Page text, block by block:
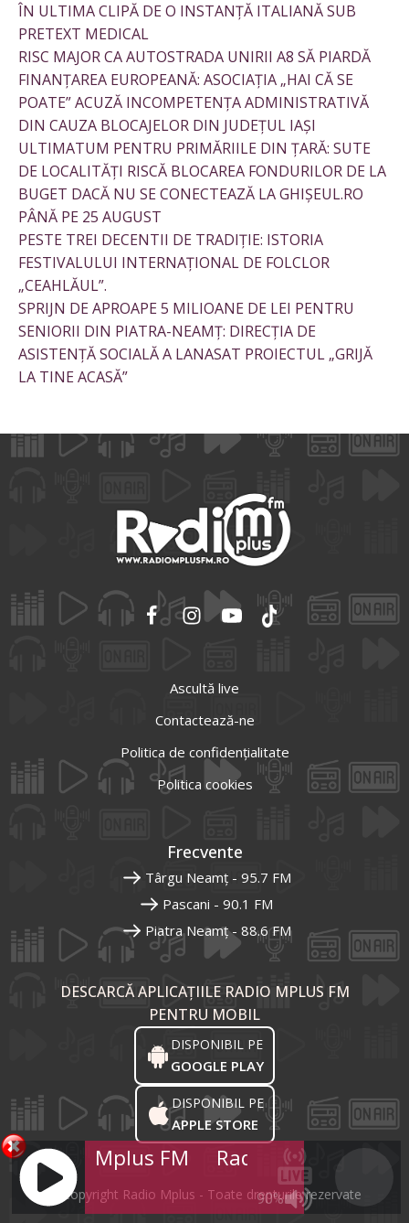
ÎN ULTIMA CLIPĂ DE O INSTANȚĂ ITALIANĂ SUB
PRETEXT MEDICAL
RISC MAJOR CA AUTOSTRADA UNIRII A8 SĂ PIARDĂ
FINANȚAREA EUROPEANĂ: ASOCIAȚIA „HAI CĂ SE
POATE” ACUZĂ INCOMPETENȚA ADMINISTRATIVĂ
DIN CAUZA BLOCAJELOR DIN JUDEȚUL IAȘI
ULTIMATUM PENTRU PRIMĂRIILE DIN ȚARĂ: SUTE
DE LOCALITĂȚI RISCĂ BLOCAREA FONDURILOR DE LA
BUGET DACĂ NU SE CONECTEAZĂ LA GHIȘEUL.RO
PÂNĂ PE 25 AUGUST
PESTE TREI DECENTII DE TRADIȚIE: ISTORIA
FESTIVALULUI INTERNAȚIONAL DE FOLCLOR
„CEAHLĂUL”.
SPRIJN DE APROAPE 5 MILIOANE DE LEI PENTRU
SENIORII DIN PIATRA-NEAMȚ: DIRECȚIA DE
ASISTENȚĂ SOCIALĂ A LANASAT PROIECTUL „GRIJĂ
LA TINE ACASĂ”
Ascultă live
Contactează-ne
Politica de confidențialitate
Politica cookies
Frecvente
Târgu Neamț - 95.7 FM
Pascani - 90.1 FM
Piatra Neamț - 88.6 FM
DESCARCĂ APLICAȚIILE RADIO MPLUS FM
PENTRU MOBIL
DISPONIBIL PE
GOOGLE PLAY
DISPONIBIL PE
APPLE STORE
© Copyright Radio Mplus - Toate drepturile rezervate
90%
Radio Mplus FM Radio Mplus FM